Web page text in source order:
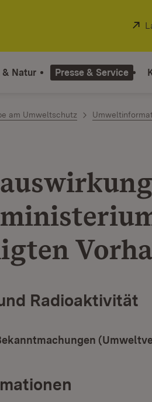
& Natur Presse & Service
am Umweltschutz
Radioaktivität